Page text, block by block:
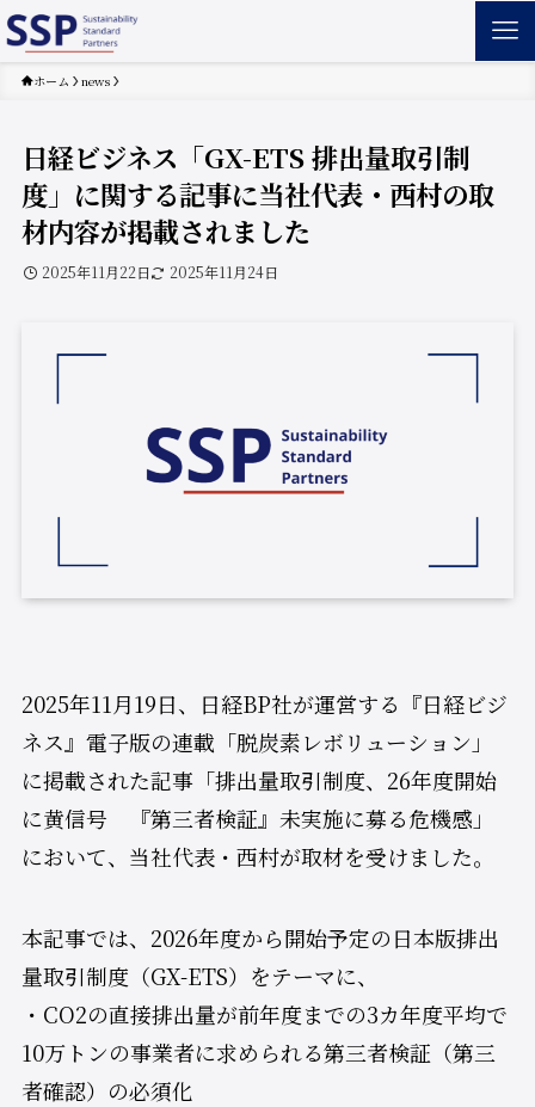
ホーム news
日経ビジネス「GX-ETS 排出量取引制
度」に関する記事に当社代表・西村の取
材内容が掲載されました
2025年11月22日 2025年11月24日
2025年11月19日、日経BP社が運営する『日経ビジ
ネス』電子版の連載「脱炭素レボリューション」
に掲載された記事「排出量取引制度、26年度開始
に黄信号 『第三者検証』未実施に募る危機感」
において、当社代表・西村が取材を受けました。
本記事では、2026年度から開始予定の日本版排出
量取引制度（GX-ETS）をテーマに、
・CO2の直接排出量が前年度までの3カ年度平均で
10万トンの事業者に求められる第三者検証（第三
者確認）の必須化